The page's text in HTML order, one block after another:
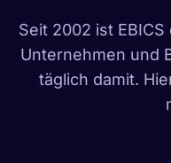
Seit 2002 ist
Unternehmen und
täglich damit.